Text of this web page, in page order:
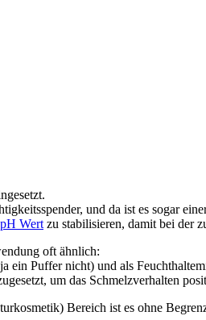
und da ist es sogar
pH Wert zu stabilisieren, damit bei der
oft ähnlich:
ein Puffer nicht) und als
um das Schmelzverhalten
Bereich ist es ohne